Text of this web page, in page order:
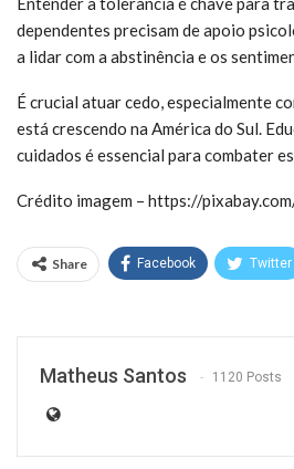
dependentes precisam de apoio
a lidar com a abstinência e os
É crucial atuar cedo, especialmente
está crescendo na América do Sul.
cuidados é essencial para combater
Crédito imagem – https://
Share Facebook Twitter
Matheus Santos 1120 Posts